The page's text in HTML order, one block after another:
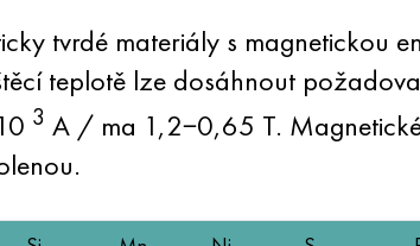
tvrdé materiály s magnetickou
teplotě lze dosáhnout
3 A / ma 1,2−0,65 T.